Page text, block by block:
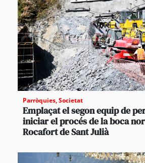
Parròquies,Societat
Emplaçat el segon equip de
iniciar el procés de la boca
Rocafort de Sant Julià